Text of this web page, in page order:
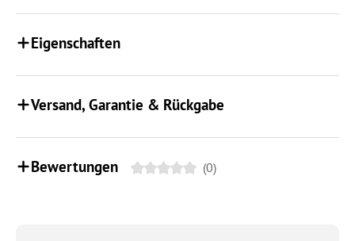
Eigenschaften
Versand, Garantie & Rückgabe
Bewertungen (0)